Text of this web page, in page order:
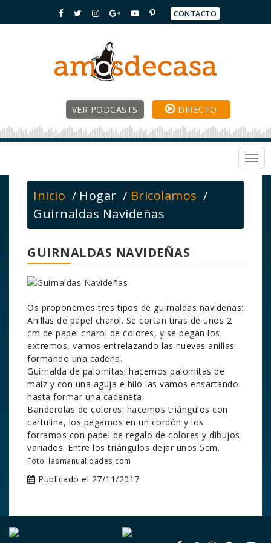
CONTACTO
DIRECTO
VER PODCASTS
Inicio Hogar
Bricolamos
Guirnaldas Navideñas
GUIRNALDAS NAVIDEÑAS
Os proponemos tres tipos de guirnaldas navideñas:
Anillas de papel charol. Se cortan tiras de unos 2
cm de papel charol de colores, y se pegan los
extremos, vamos entrelazando las nuevas anillas
formando una cadena.
Guirnalda de palomitas: hacemos palomitas de
maíz y con una aguja e hilo las vamos ensartando
hasta formar una cadeneta.
Banderolas de colores: hacemos triángulos con
cartulina, los pegamos en un cordón y los
forramos con papel de regalo de colores y dibujos
variados. Entre los triángulos dejar unos 5cm.
Foto: lasmanualidades.com
Publicado el 27/11/2017